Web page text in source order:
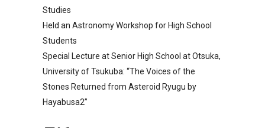
Studies
Held an Astronomy Workshop for High School
Students
Special Lecture at Senior High School at Otsuka,
University of Tsukuba: “The Voices of the
Stones Returned from Asteroid Ryugu by
Hayabusa2”